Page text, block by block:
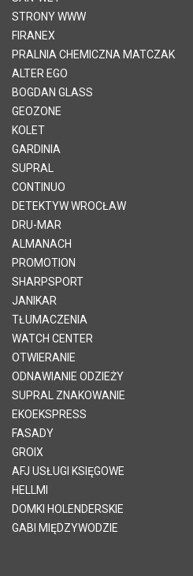
STRONY WWW
FIRANEX
PRALNIA CHEMICZNA MATCZAK
ALTER EGO
BOGDAN GLASS
GEOZONE
KOLET
GARDINIA
SUPRAL
CONTINUO
DETEKTYW WROCŁAW
DRU-MAR
ALMANACH
PROMOTION
SHARPSPORT
JANIKAR
TŁUMACZENIA
WATCH CENTER
OTWIERANIE
ODNAWIANIE ODZIEŻY
SUPRAL ZNAKOWANIE
EKOEKSPRESS
FASADY
GROIX
AFJ USŁUGI KSIĘGOWE
HELLMI
DOMKI HOLENDERSKIE
GABI MIĘDZYWODZIE